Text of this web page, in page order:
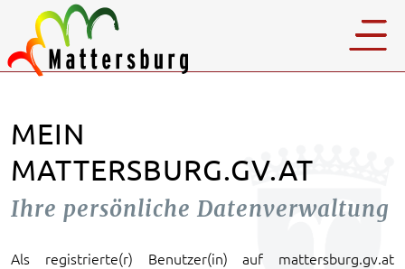
MEIN
MATTERSBURG.GV.AT
Ihre persönliche Datenverwaltung
Als registrierte(r) Benutzer(in) auf mattersburg.gv.at